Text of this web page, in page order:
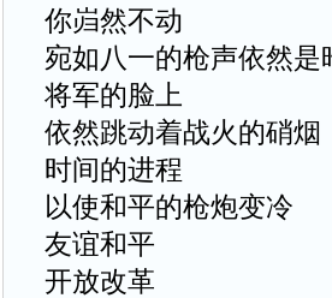
你岿然不动
宛如八一的枪声依然是
将军的脸上
依然跳动着战火的硝烟
时间的进程
以使和平的枪炮变冷
友谊和平
开放改革